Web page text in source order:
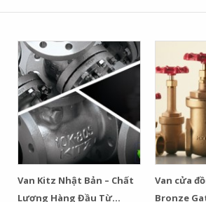
Van Kitz Nhật Bản – Chất
Lượng Hàng Đầu Từ
Van cửa
Bronze
Bơm Thu Hồi Nước
Ngưng TLV...